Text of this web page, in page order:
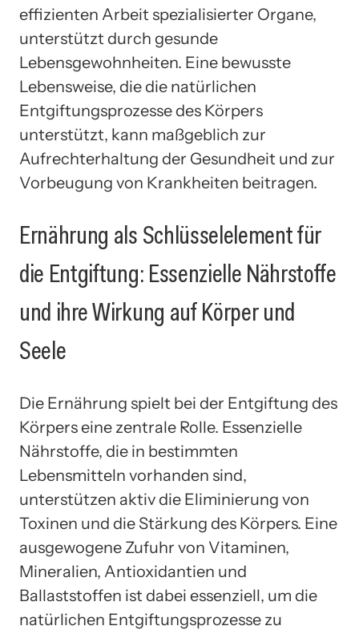
effizienten Arbeit spezialisierter Organe,
unterstützt durch gesunde
Lebensgewohnheiten. Eine bewusste
Lebensweise, die die natürlichen
Entgiftungsprozesse des Körpers
unterstützt, kann maßgeblich zur
Aufrechterhaltung der Gesundheit und zur
Vorbeugung von Krankheiten beitragen.
Ernährung als Schlüsselelement für
die Entgiftung: Essenzielle Nährstoffe
und ihre Wirkung auf Körper und
Seele
Die Ernährung spielt bei der Entgiftung des
Körpers eine zentrale Rolle. Essenzielle
Nährstoffe, die in bestimmten
Lebensmitteln vorhanden sind,
unterstützen aktiv die Eliminierung von
Toxinen und die Stärkung des Körpers. Eine
ausgewogene Zufuhr von Vitaminen,
Mineralien, Antioxidantien und
Ballaststoffen ist dabei essenziell, um die
natürlichen Entgiftungsprozesse zu